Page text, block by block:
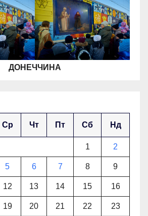
ДОНЕЧЧИНА
Ср Чт Пт Сб Нд
1 2
5 6 7 8 9
12 13 14 15 16
19 20 21 22 23